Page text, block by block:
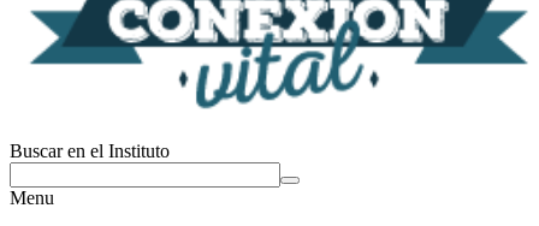
Buscar en el Instituto
Menu